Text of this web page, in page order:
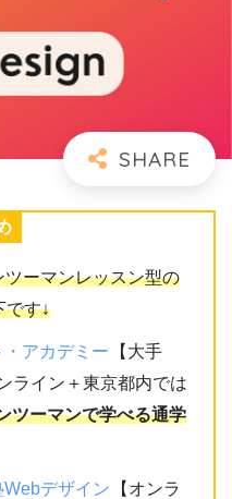
ーマンレッスン型の
です↓
アカデミー
【大手
ライン＋東京都内では
ツーマンで学べる通学
デザイン
【オンラ